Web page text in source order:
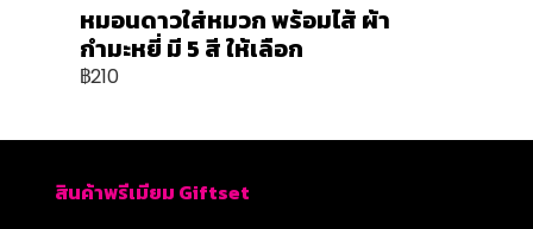
หมอนดาวใส่หมวก พร้อมไส้ ผ้า
กำมะหยี่ มี 5 สี ให้เลือก
฿210
สินค้าพรีเมียม Giftset